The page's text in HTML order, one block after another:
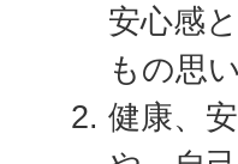
安心感
もの思
健康、